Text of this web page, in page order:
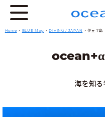
Home > BLUE Mag >DIVING / JAPAN >伊豆半島
ocean+α
海を知